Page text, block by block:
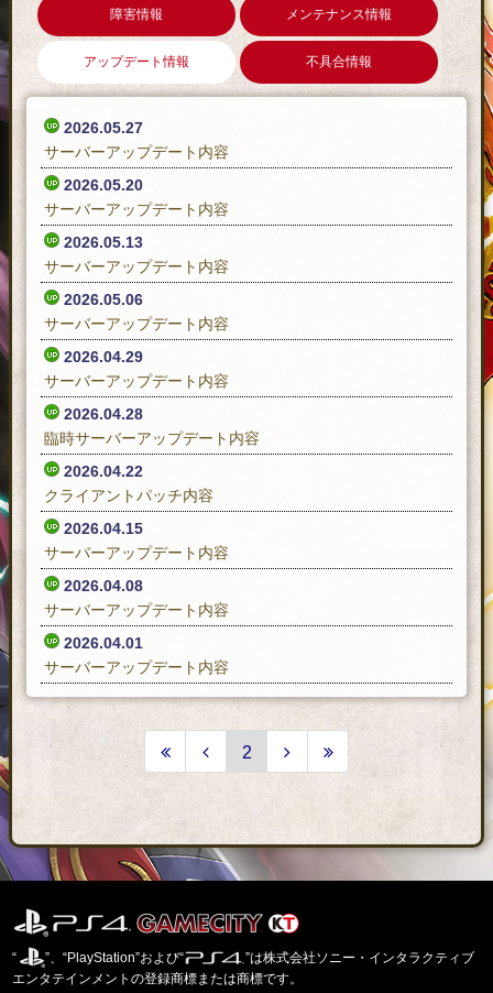
障害情報 メンテナンス情報
アップデート情報 不具合情報
2026.05.27
サーバーアップデート内容
2026.05.20
サーバーアップデート内容
2026.05.13
サーバーアップデート内容
2026.05.06
サーバーアップデート内容
2026.04.29
サーバーアップデート内容
2026.04.28
臨時サーバーアップデート内容
2026.04.22
クライアントパッチ内容
2026.04.15
サーバーアップデート内容
2026.04.08
サーバーアップデート内容
2026.04.01
サーバーアップデート内容
2
“ ”、“PlayStation”および“
”は株式会社ソニー・インタラクティブ
エンタテインメントの登録商標または商標です。